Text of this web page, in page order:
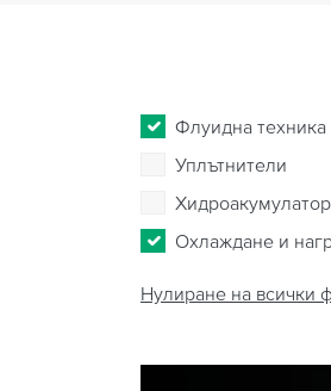
Флуидна техника
Уплътнители
Охлаждане и
Нулиране на всички